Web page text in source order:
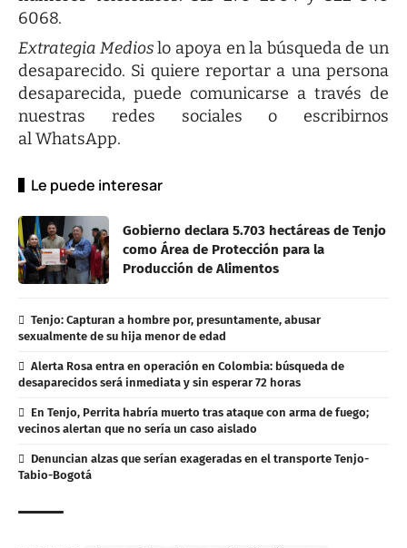
6068.
Extrategia Medioslo apoya en la búsqueda de un
desaparecido. Si quiere reportar a una persona
desaparecida, puede comunicarse a través de
nuestras redes sociales o escribirnos
alWhatsApp.
Le puede interesar
Gobierno declara 5.703 hectáreas de Tenjo
como Área de Protección para la
Producción de Alimentos
Tenjo: Capturan a hombre por, presuntamente, abusar
sexualmente de su hija menor de edad
Alerta Rosa entra en operación en Colombia: búsqueda de
desaparecidos será inmediata y sin esperar 72 horas
En Tenjo, Perrita habría muerto tras ataque con arma de fuego;
vecinos alertan que no sería un caso aislado
Denuncian alzas que serían exageradas en el transporte Tenjo-
Tabio-Bogotá